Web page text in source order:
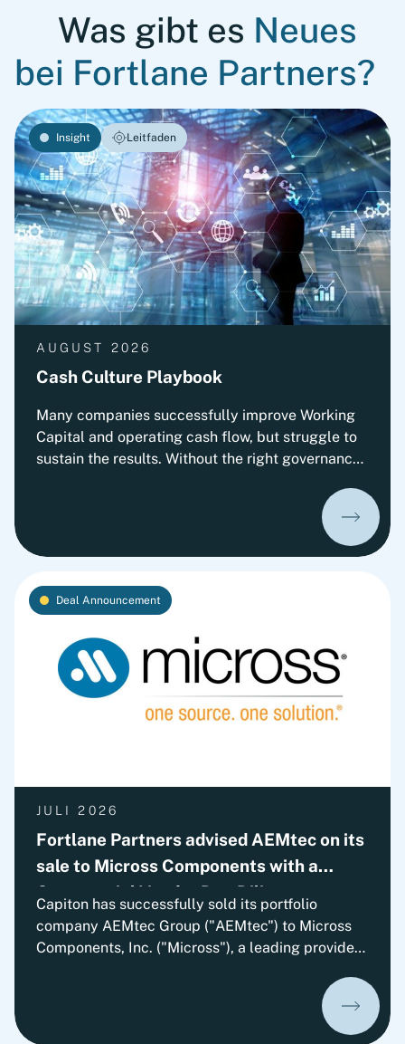
Was gibt es Neues
bei Fortlane Partners?
Insight Leitfaden
AUGUST 2026
Cash Culture Playbook
Many companies successfully improve Working
Capital and operating cash flow, but struggle to
sustain the results. Without the right governance,
performance gradually erodes. This playbook
key organizational elements required to embed
cash into everyday decision-making and
sustainable performance.
Deal Announcement
JULI 2026
Fortlane Partners advised AEMtec on its
sale to Micross Components with a
Commercial Vendor Due Diligence
Capiton has successfully sold its portfolio
company AEMtec Group ("AEMtec") to Micross
Components, Inc. ("Micross"), a leading provider
service solutions for aerospace, defense, space,
portfolio company of Behrman Capital. AEMtec is